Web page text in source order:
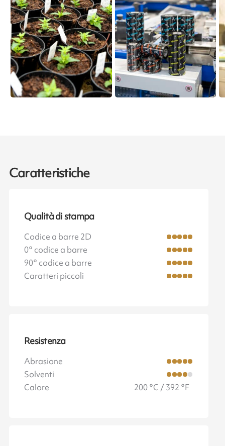
Caratteristiche
Qualità di stampa
Codice a barre 2D
0° codice a barre
90° codice a barre
Caratteri piccoli
Resistenza
Abrasione
Solventi
Calore
200 °C / 392 °F